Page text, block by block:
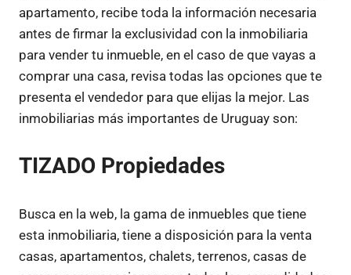
apartamento, recibe toda la información necesaria
antes de firmar la exclusividad con la inmobiliaria
para vender tu inmueble, en el caso de que vayas a
comprar una casa, revisa todas las opciones que te
presenta el vendedor para que elijas la mejor. Las
inmobiliarias más importantes de Uruguay son:
TIZADO Propiedades
Busca en la web, la gama de inmuebles que tiene
esta inmobiliaria, tiene a disposición para la venta
casas, apartamentos, chalets, terrenos, casas de